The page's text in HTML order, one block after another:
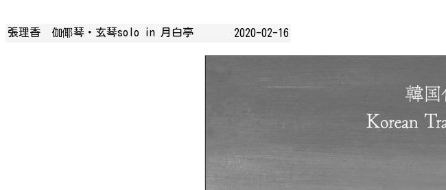
張理香 伽倻琴・玄琴solo in 月白亭 2020-02-16